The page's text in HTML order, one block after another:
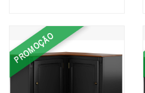
PROMOÇÃO